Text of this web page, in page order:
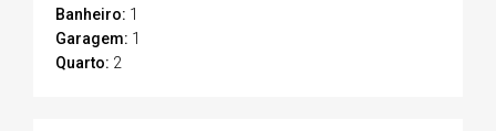
Banheiro: 1
Garagem: 1
Quarto: 2